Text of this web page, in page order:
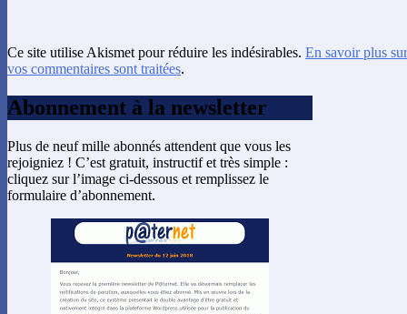
Ce site utilise Akismet pour réduire les indésirables. En savoir plus
vos commentaires sont traitées.
Abonnement à la newsletter
Plus de neuf mille abonnés attendent que vous les
rejoigniez ! C’est gratuit, instructif et très simple :
cliquez sur l’image ci-dessous et remplissez le
formulaire d’abonnement.